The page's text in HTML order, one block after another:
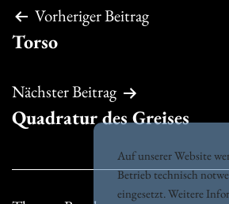
Beitragsnavigation
Vorheriger Beitrag
Torso
Nächster Beitrag
Quadratur des Greises
Auf unserer Website
Betrieb technisch
eingesetzt. Weitere